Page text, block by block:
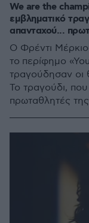
We are the
εμβληματικό
απανταχού...
Ο Φρέντι
το περίφημο
τραγούδησαν οι
Το τραγούδι,
πρωταθλητές